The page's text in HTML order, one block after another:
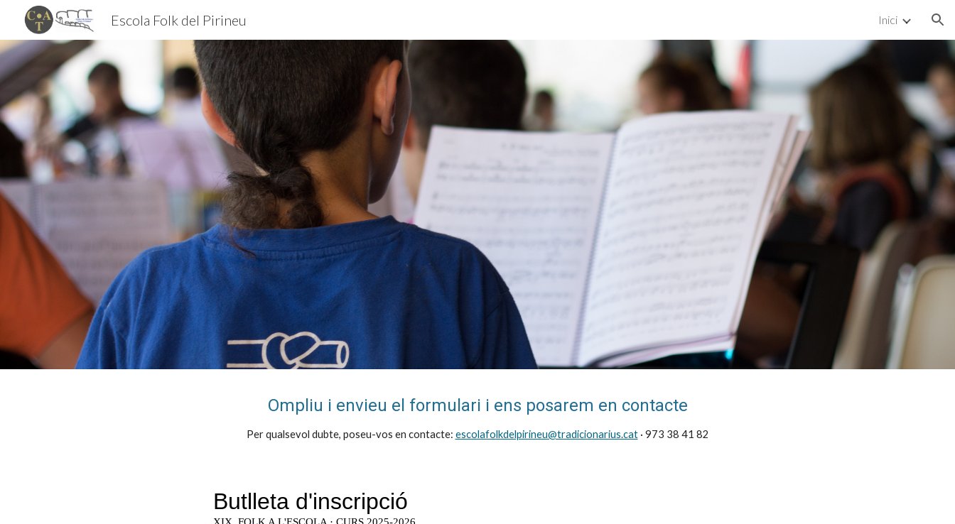
Escola Folk del Pirineu Inici
Ompl iu i envieu el formulari i ens posarem en contacte
Per qualsevol dubte, poseu-vos en contacte: escolafolkdelpirineu@tradicionarius.cat· 973 38 41 82